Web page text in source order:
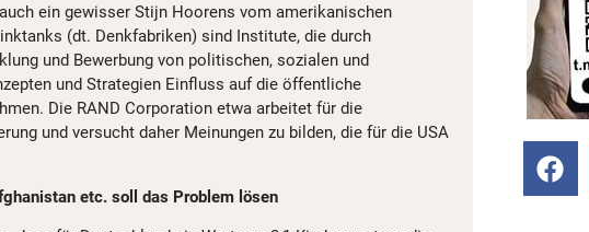
ein gewisser Stijn Hoorens vom amerikanischen
(dt. Denkfabriken) sind Institute, die durch
und Bewerbung von politischen, sozialen und
und Strategien Einfluss auf die öffentliche
Die RAND Corporation etwa arbeitet für die
und versucht daher Meinungen zu bilden, die für die USA
etc. soll das Problem lösen